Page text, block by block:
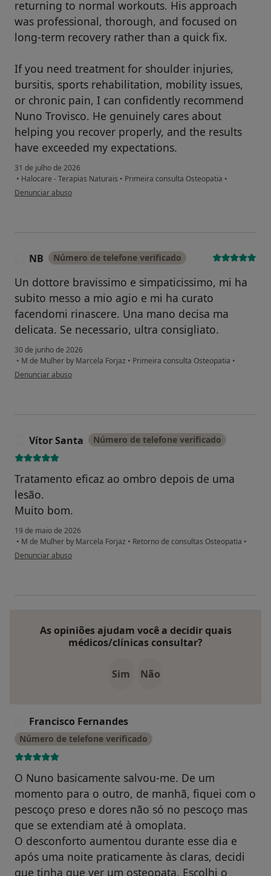
returning to normal workouts. His approach
was professional, thorough, and focused on
long-term recovery rather than a quick fix.
If you need treatment for shoulder injuries,
bursitis, sports rehabilitation, mobility issues,
or chronic pain, I can confidently recommend
Nuno Trovisco. He genuinely cares about
helping you recover properly, and the results
have exceeded my expectations.
31 de julho de 2026
• Halocare - Terapias Naturais • Primeira consulta Osteopatia •
na opinião do utilizador Uldis Baumerts
Denunciar abuso
NB Número de telefone verificado
Un dottore bravissimo e simpaticissimo, mi ha
subito messo a mio agio e mi ha curato
facendomi rinascere. Una mano decisa ma
delicata. Se necessario, ultra consigliato.
30 de junho de 2026
• M de Mulher by Marcela Forjaz • Primeira consulta Osteopatia •
na opinião do utilizador NB
Denunciar abuso
Vítor Santa Número de telefone verificado
Tratamento eficaz ao ombro depois de uma
lesão.
Muito bom.
19 de maio de 2026
• M de Mulher by Marcela Forjaz • Retorno de consultas Osteopatia •
na opinião do utilizador Vítor Santa
Denunciar abuso
As opiniões ajudam você a decidir quais
médicos/clínicas consultar?
Sim Não
Francisco Fernandes
Número de telefone verificado
O Nuno basicamente salvou-me. De um
momento para o outro, de manhã, fiquei com o
pescoço preso e dores não só no pescoço mas
que se extendiam até à omoplata.
O desconforto aumentou durante esse dia e
após uma noite praticamente às claras, decidi
que tinha que ver um osteopata. Escolhi o